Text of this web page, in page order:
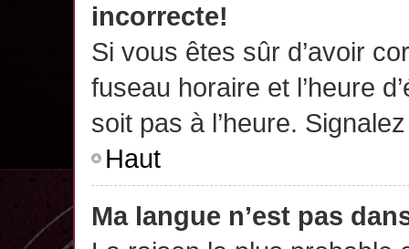
incorrecte!
Si vous êtes sûr d’avoir
fuseau horaire et l’heure
soit pas à l’heure.
Haut
Ma langue n’est pas